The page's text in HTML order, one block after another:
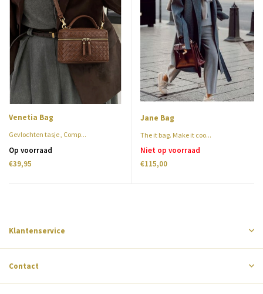
Venetia Bag
Gevlochten tasje , Comp...
Op voorraad
€39,95
Jane Bag
The it bag. Make it coo...
Niet op voorraad
€115,00
Klantenservice
Contact